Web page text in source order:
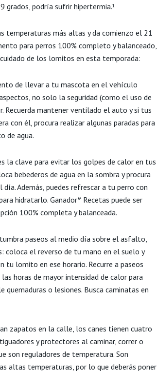
grados, podría sufrir hipertermia.1
temperaturas más altas y da comienzo el 21
para perros 100% completo y balanceado,
de los lomitos en esta temporada:
de llevar a tu mascota en el vehículo
no solo la seguridad (como el uso de
Recuerda mantener ventilado el auto y si tus
con él, procura realizar algunas paradas para
de agua.
la clave para evitar los golpes de calor en tus
bebederos de agua en la sombra y procura
Además, puedes refrescar a tu perro con
hidratarlo. Ganador® Recetas puede ser
100% completa y balanceada.
paseos al medio día sobre el asfalto,
coloca el reverso de tu mano en el suelo y
tu lomito en ese horario. Recurre a paseos
horas de mayor intensidad de calor para
o lesiones. Busca caminatas en
zapatos en la calle, los canes tienen cuatro
y protectores al caminar, correr o
son reguladores de temperatura. Son
altas temperaturas, por lo que deberás poner